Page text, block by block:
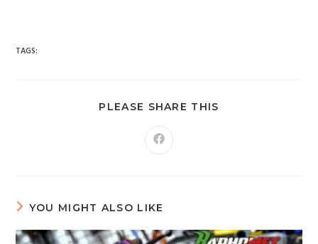
TAGS:
PLEASE SHARE THIS
YOU MIGHT ALSO LIKE